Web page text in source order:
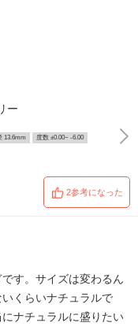
ー
13.6mm 度数 ±0.00~ -6.00
2参考になった
す。サイズは変わるん
くらいナチュラルで
ナチュラルに盛りたい